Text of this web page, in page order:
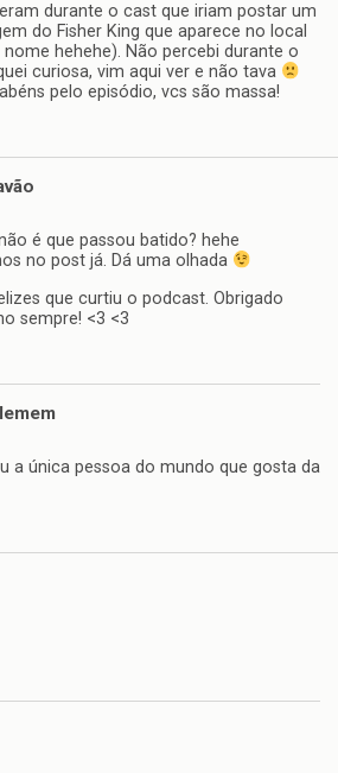
durante o cast que iriam postar um
do Fisher King que aparece no local
nome hehehe). Não percebi durante o
curiosa, vim aqui ver e não tava
pelo episódio, vcs são massa!
é que passou batido? hehe
no post já. Dá uma olhada
que curtiu o podcast. Obrigado
sempre! <3 <3
a única pessoa do mundo que gosta da